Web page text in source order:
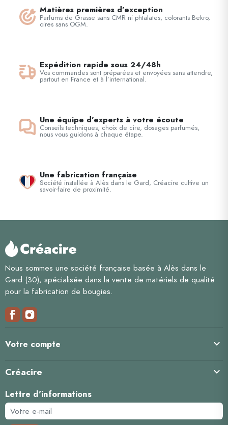
Matières premières d’exception
Parfums de Grasse sans CMR ni phtalates, colorants Bekro,
cires sans OGM.
Expédition rapide sous 24/48h
Vos commandes sont préparées et envoyées sans attendre,
partout en France et à l’international.
Une équipe d’experts à votre écoute
Conseils techniques, choix de cire, dosages parfumés,
nous vous guidons à chaque étape.
Une fabrication française
Société installée à Alès dans le Gard, Créacire cultive un
savoir-faire de proximité.
Nous sommes une société française basée à Alès dans le
Gard (30), spécialisée dans la vente de matériels de qualité
pour la fabrication de bougies.
Votre compte 
Créacire 
Lettre d'informations